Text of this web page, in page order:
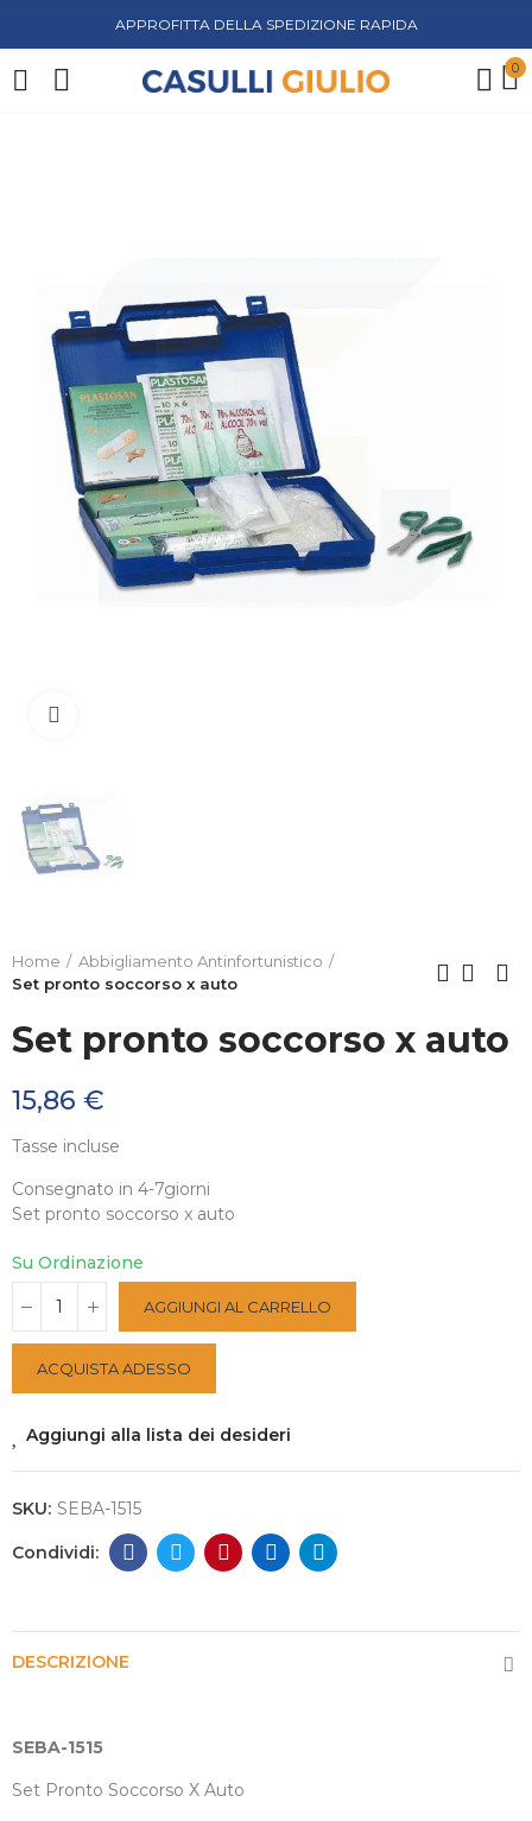
APPROFITTA DELLA SPEDIZIONE RAPIDA
0
Home
Abbigliamento Antinfortunistico
Set pronto soccorso x auto
Set pronto soccorso x auto
15,86 €
Tasse incluse
Consegnato in 4-7giorni
Set pronto soccorso x auto
Su Ordinazione
AGGIUNGI AL CARRELLO
ACQUISTA ADESSO
Aggiungi alla lista dei desideri
SKU: SEBA-1515
DESCRIZIONE
SEBA-1515
Set Pronto Soccorso X Auto